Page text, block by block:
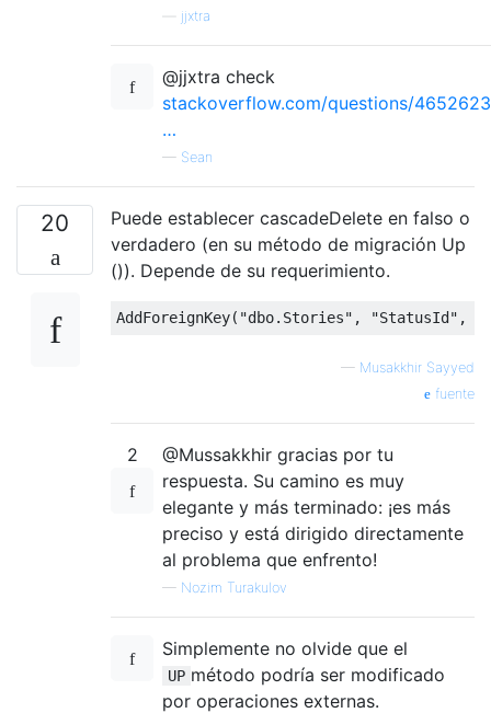
jjxtra
@jjxtra check
stackoverflow.com/questions/
…
— Sean
20
Puede establecer cascadeDelete en falso o
verdadero (en su método de migración Up
()). Depende de su requerimiento.
AddForeignKey( "dbo.Stories" , "StatusId" ,
— Musakkhir Sayyed
fuente
2
@Mussakkhir gracias por tu
respuesta. Su camino es muy
elegante y más terminado: ¡es más
preciso y está dirigido directamente
al problema que enfrento!
— Nozim Turakulov
Simplemente no olvide que el
UP método podría ser modificado
por operaciones externas.